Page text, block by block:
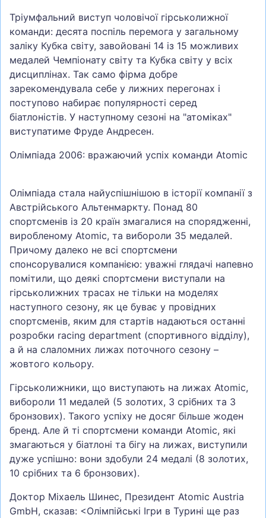
Тріумфальний виступ чоловічої гірськолижної
команди: десята поспіль перемога у загальному
заліку Кубка світу, завойовані 14 із 15 можливих
медалей Чемпіонату світу та Кубка світу у всіх
дисциплінах. Так само фірма добре
зарекомендувала себе у лижних перегонах і
поступово набирає популярності серед
біатлоністів. У наступному сезоні на "атоміках"
виступатиме Фруде Андресен.
Олімпіада 2006: вражаючий успіх команди Atomic
Олімпіада стала найуспішнішою в історії компанії з
Австрійського Альтенмаркту. Понад 80
спортсменів із 20 країн змагалися на спорядженні,
виробленому Atomic, та вибороли 35 медалей.
Причому далеко не всі спортсмени
спонсорувалися компанією: уважні глядачі напевно
помітили, що деякі спортсмени виступали на
гірськолижних трасах не тільки на моделях
наступного сезону, як це буває у провідних
спортсменів, яким для стартів надаються останні
розробки racing department (спортивного відділу),
а й на слаломних лижах поточного сезону –
жовтого кольору.
Гірськолижники, що виступають на лижах Atomic,
вибороли 11 медалей (5 золотих, 3 срібних та 3
бронзових). Такого успіху не досяг більше жоден
бренд. Але й ті спортсмени команди Atomic, які
змагаються у біатлоні та бігу на лижах, виступили
дуже успішно: вони здобули 24 медалі (8 золотих,
10 срібних та 6 бронзових).
Доктор Міхаель Шинес, Президент Atomic Austria
GmbH, сказав: <Олімпійські Ігри в Турині ще раз